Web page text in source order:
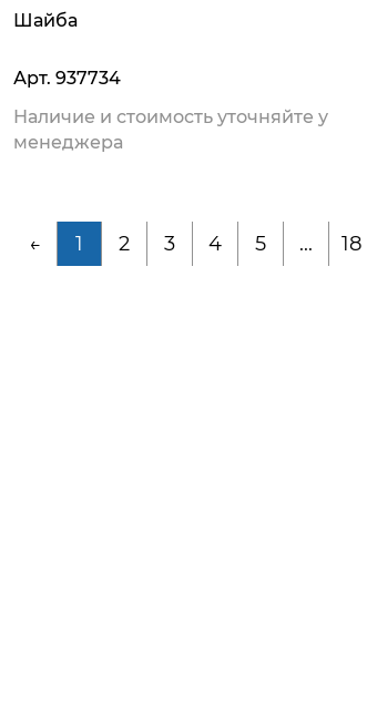
Шайба
Арт.937734
Наличие и стоимость уточняйте у
менеджера
← 1 2 3 4 5 ... 18